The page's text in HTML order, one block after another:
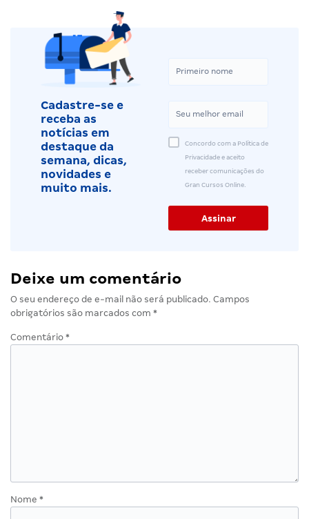
Cadastre-se e
receba as
notícias em
destaque da
semana, dicas,
novidades e
muito mais.
Concordo com a Política de
Privacidade e aceito
receber comunicações do
Gran Cursos Online.
Deixe um comentário
O seu endereço de e-mail não será publicado. Campos
obrigatórios são marcados com *
Comentário *
Nome *